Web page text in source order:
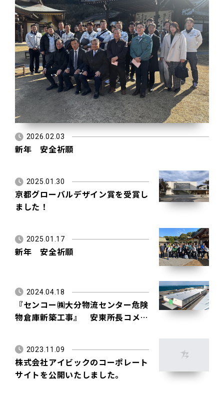
2026.02.03
新年 安全祈願
2025.01.30
京都グローバルデザイン賞を受賞し
ました！
2025.01.17
新年 安全祈願
2024.04.18
『センコー㈱大分物流センター危険
物倉庫新築工事』 安東所長コメン
2023.11.09
株式会社アイビックのコーポレート
サイトを公開いたしました。